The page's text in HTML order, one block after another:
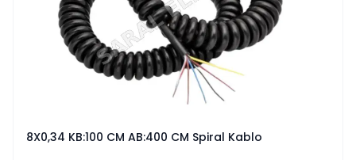
8X0,34 KB:100 CM AB:400 CM Spiral Kablo